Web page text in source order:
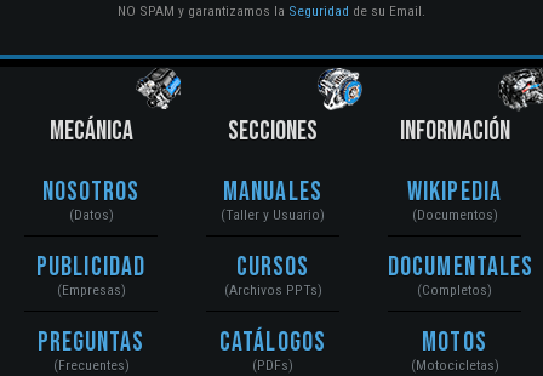
NO SPAM y garantizamos la Seguridad de su Email.
MECÁNICA
Nosotros
(Datos)
Publicidad
(Empresas)
Preguntas
(Frecuentes)
SECCIONES
Manuales
(Taller y Usuario)
Cursos
(Archivos PPTs)
Catálogos
(PDFs)
INFORMACIÓN
Wikipedia
(Documentos)
Documentales
(Completos)
Motos
(Motocicletas)